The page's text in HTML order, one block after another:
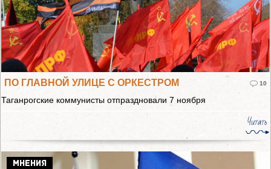
ПО ГЛАВНОЙ УЛИЦЕ С ОРКЕСТРОМ 10
Таганрогские коммунисты отпраздновали 7 ноября
Читать
МНЕНИЯ